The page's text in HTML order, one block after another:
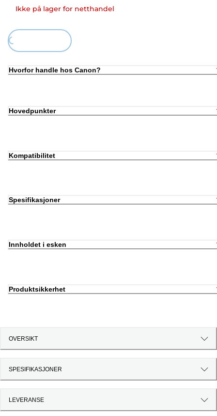
Ikke på lager for netthandel
Hvorfor handle hos Canon?
Hovedpunkter
Kompatibilitet
Spesifikasjoner
Innholdet i esken
Produktsikkerhet
OVERSIKT
SPESIFIKASJONER
LEVERANSE